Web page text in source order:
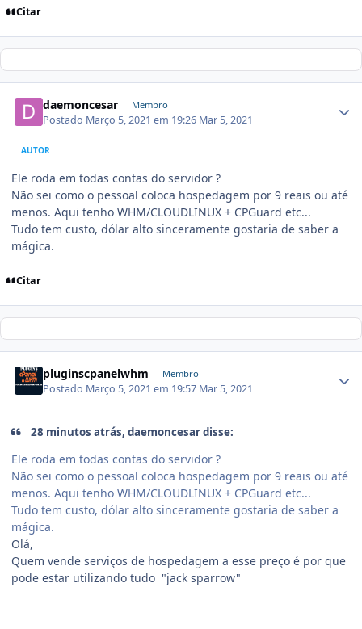
Citar
daemoncesar Membro
Postado Março 5, 2021 em 19:26 Mar 5, 2021
AUTOR
Ele roda em todas contas do servidor ?
Não sei como o pessoal coloca hospedagem por 9 reais ou até
menos. Aqui tenho WHM/CLOUDLINUX + CPGuard etc...
Tudo tem custo, dólar alto sinceramente gostaria de saber a
mágica.
Citar
pluginscpanelwhm Membro
Postado Março 5, 2021 em 19:57 Mar 5, 2021
28 minutos atrás, daemoncesar disse:
Ele roda em todas contas do servidor ?
Não sei como o pessoal coloca hospedagem por 9 reais ou até
menos. Aqui tenho WHM/CLOUDLINUX + CPGuard etc...
Tudo tem custo, dólar alto sinceramente gostaria de saber a
mágica.
Olá,
Quem vende serviços de hospedagem a esse preço é por que
pode estar utilizando tudo "jack sparrow"